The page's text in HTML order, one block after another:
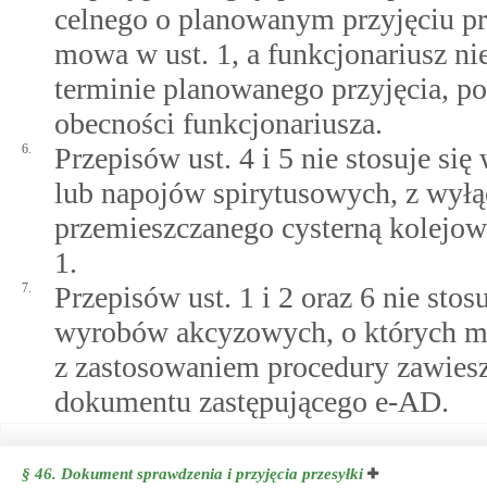
celnego o planowanym przyjęciu
mowa w ust. 1, a funkcjonariusz
terminie planowanego przyjęcia,
obecności funkcjonariusza.
6.
Przepisów ust. 4 i 5 nie stosuje
lub napojów spirytusowych, z
przemieszczanego cysterną
1.
7.
Przepisów ust. 1 i 2 oraz 6 nie
wyrobów akcyzowych, o których
z zastosowaniem procedury
dokumentu zastępującego e-AD.
§ 46. Dokument sprawdzenia i przyjęcia przesyłki